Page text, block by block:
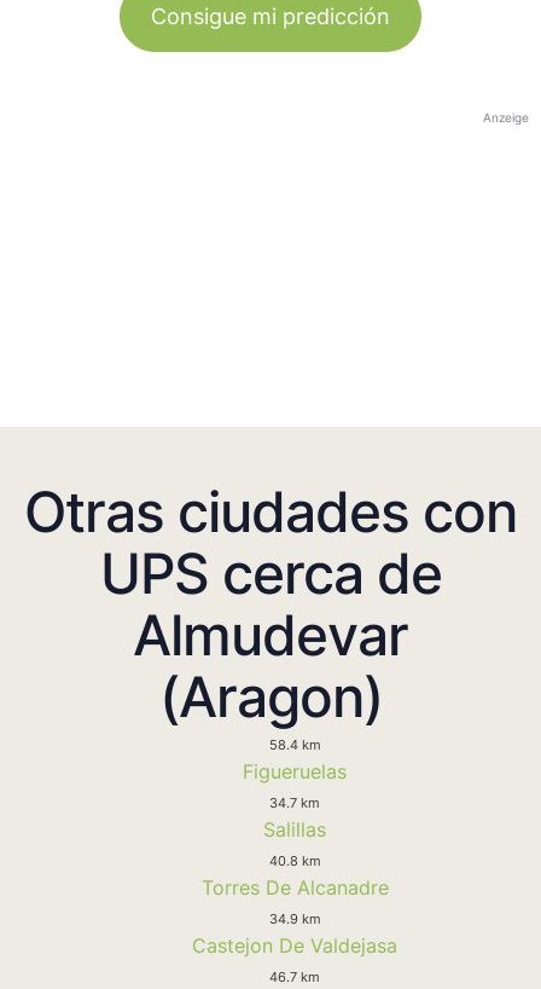
Consigue mi predicción
Anzeige
Otras ciudades con
UPS cerca de
Almudevar
(Aragon)
58.4 km
Figueruelas
34.7 km
Salillas
40.8 km
Torres De Alcanadre
34.9 km
Castejon De Valdejasa
46.7 km